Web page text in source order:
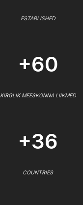
ESTABLISHED
+60
KIRGLIK MEESKONNA LIIKMED
+36
COUNTRIES